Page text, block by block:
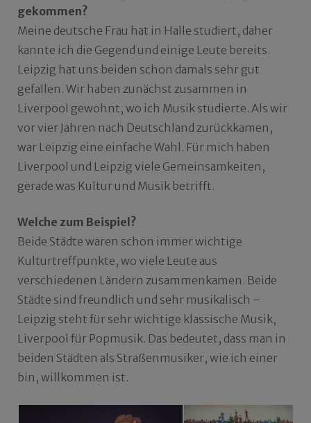
gekommen?
Meine deutsche Frau hat in Halle studiert, daher
kannte ich die Gegend und einige Leute bereits.
Leipzig hat uns beiden schon damals sehr gut
gefallen. Wir haben zunächst zusammen in
Liverpool gewohnt, wo ich Musik studierte. Als wir
vor vier Jahren nach Deutschland zurückkamen,
war Leipzig eine einfache Wahl. Für mich haben
Liverpool und Leipzig viele Gemeinsamkeiten,
gerade was Kultur und Musik betrifft.
Welche zum Beispiel?
Beide Städte waren schon immer wichtige
Kulturtreffpunkte, wo viele Leute aus
verschiedenen Ländern zusammenkamen. Beide
Städte sind freundlich und sehr musikalisch –
Leipzig steht für sehr wichtige klassische Musik,
Liverpool für Popmusik. Das bedeutet, dass man in
beiden Städten als Straßenmusiker, wie ich einer
bin, willkommen ist.